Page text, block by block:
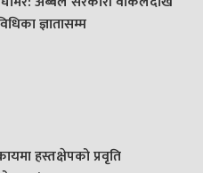
ज्ञातासम्म
हस्तक्षेपको प्रवृति